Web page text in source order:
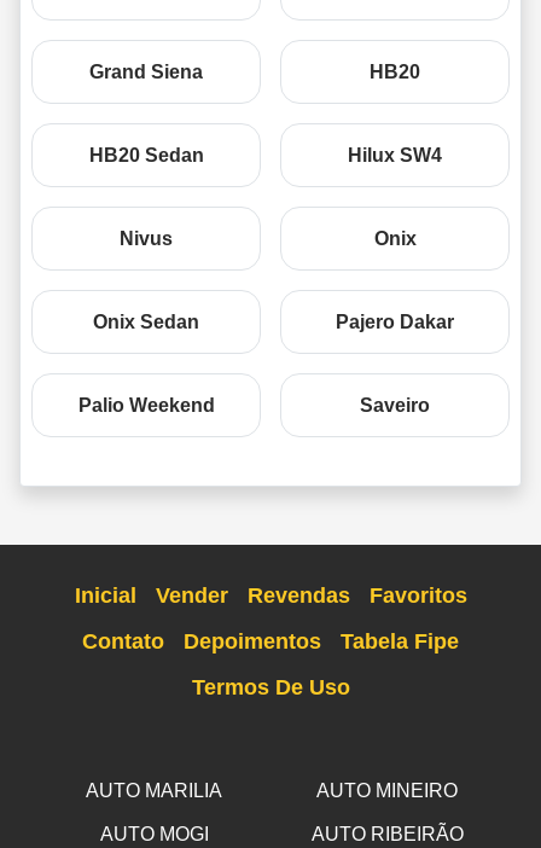
Grand Siena HB20
HB20 Sedan Hilux SW4
Nivus Onix
Onix Sedan Pajero Dakar
Palio Weekend Saveiro
Inicial Vender Revendas
Favoritos
Contato
Depoimentos
Tabela Fipe
Termos De Uso
AUTO MARILIA AUTO MINEIRO
AUTO MOGI AUTO RIBEIRÃO